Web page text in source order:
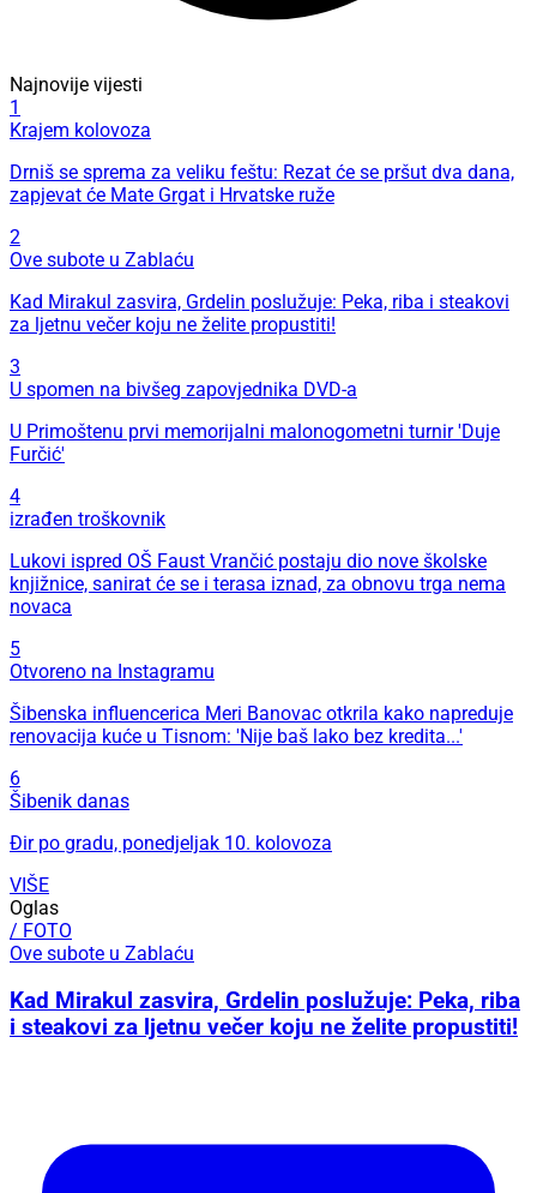
Najnovije vijesti
1
Krajem kolovoza
Drniš se sprema za veliku feštu: Rezat će se pršut dva dana,
zapjevat će Mate Grgat i Hrvatske ruže
2
Ove subote u Zablaću
Kad Mirakul zasvira, Grdelin poslužuje: Peka, riba i steakovi
za ljetnu večer koju ne želite propustiti!
3
U spomen na bivšeg zapovjednika DVD-a
U Primoštenu prvi memorijalni malonogometni turnir 'Duje
Furčić'
4
izrađen troškovnik
Lukovi ispred OŠ Faust Vrančić postaju dio nove školske
knjižnice, sanirat će se i terasa iznad, za obnovu trga nema
novaca
5
Otvoreno na Instagramu
Šibenska influencerica Meri Banovac otkrila kako napreduje
renovacija kuće u Tisnom: 'Nije baš lako bez kredita...'
6
Šibenik danas
Đir po gradu, ponedjeljak 10. kolovoza
VIŠE
Oglas
/ FOTO
Ove subote u Zablaću
Kad Mirakul zasvira, Grdelin poslužuje: Peka, riba
i steakovi za ljetnu večer koju ne želite propustiti!